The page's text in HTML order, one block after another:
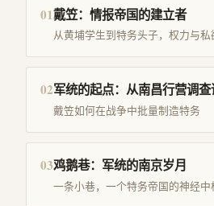
01戴笠：情报帝国的建立者
从黄埔学生到特务头子，权力与私
02军统的起点：从南昌行营调
戴笠如何在战争中批量制造特务
03鸡鹅巷：军统的南京岁月
一条小巷，一个特务帝国的神经中